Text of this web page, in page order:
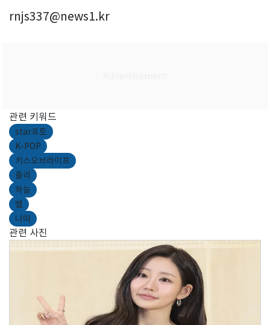
rnjs337@news1.kr
관련 키워드
star포토
K-POP
키스오브라이프
쥴리
하늘
벨
나띠
관련 사진